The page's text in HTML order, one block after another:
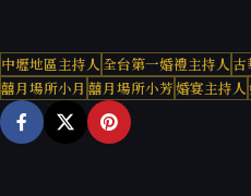
中壢地區主持人全台第一婚禮主持人古
囍月場所小月 囍月場所小芳婚宴主持人